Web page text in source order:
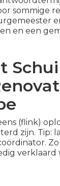
sommige
en een
(flink)
zijn. Tip:
verklaard